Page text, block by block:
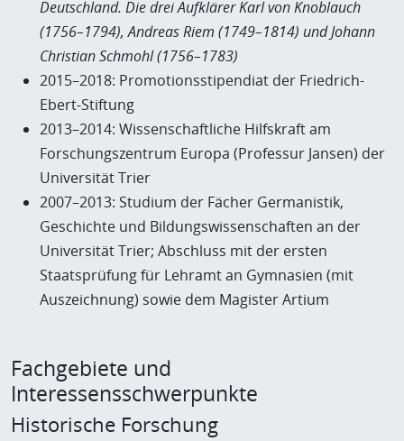
Deutschland. Die drei Aufklärer Karl von Knoblauch
(1756–1794), Andreas Riem (1749–1814) und Johann
Christian Schmohl (1756–1783)
2015–2018: Promotionsstipendiat der Friedrich-
Ebert-Stiftung
2013–2014: Wissenschaftliche Hilfskraft am
Forschungszentrum Europa (Professur Jansen) der
Universität Trier
2007–2013: Studium der Fächer Germanistik,
Geschichte und Bildungswissenschaften an der
Universität Trier; Abschluss mit der ersten
Staatsprüfung für Lehramt an Gymnasien (mit
Auszeichnung) sowie dem Magister Artium
Fachgebiete und
Interessensschwerpunkte
Historische Forschung